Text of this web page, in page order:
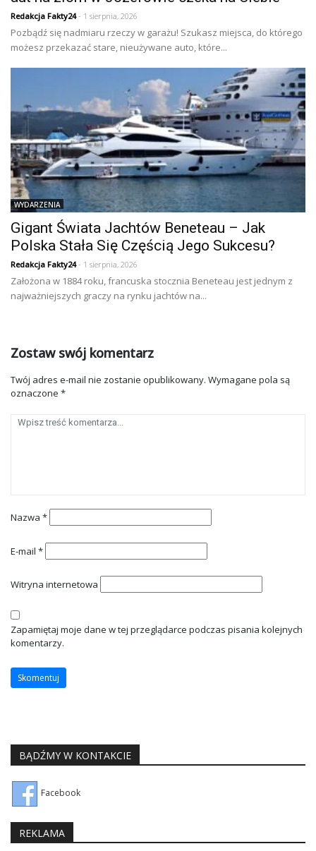
Redakcja Fakty24- 1 sierpnia, 2026
Pozbądź się nadmiaru rzeczy w garażu! Szukasz miejsca, do którego
możesz przekazać stare, nieużywane auto, które...
WYDARZENIA
Gigant Świata Jachtów Beneteau – Jak
Polska Stała Się Częścią Jego Sukcesu?
Redakcja Fakty24- 1 sierpnia, 2026
Założona w 1884 roku, francuska stocznia Beneteau jest jednym z
najważniejszych graczy na rynku jachtów na...
Zostaw swój komentarz
Twój adres e-mail nie zostanie opublikowany. Wymagane pola są
oznaczone *
Nazwa *
E-mail *
Witryna internetowa
Zapamiętaj moje dane w tej przeglądarce podczas pisania kolejnych
komentarzy.
BĄDŹMY W KONTAKCIE
Facebook
REKLAMA